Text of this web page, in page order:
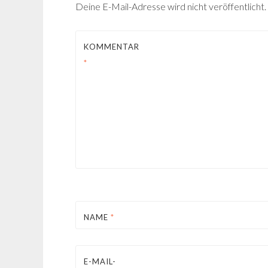
Deine E-Mail-Adresse wird nicht veröffentlicht.
KOMMENTAR
*
NAME *
E-MAIL-